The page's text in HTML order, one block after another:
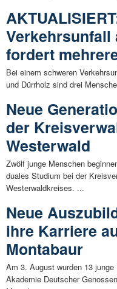
Verkehrsunfall
fordert
Bei einem schweren
und Dürrholz sind drei
Neue
der
Westerwald
Zwölf junge Menschen
duales Studium bei der
Westerwaldkreises. ...
Neue
ihre Karriere
Montabaur
Am 3. August wurden 13
Akademie Deutscher